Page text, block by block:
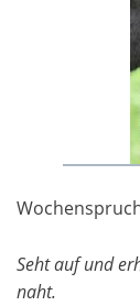
Seht auf und
naht.